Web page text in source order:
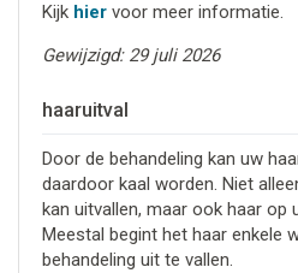
Kijk hiervoor meer informatie.
Gewijzigd: 29 juli 2026
haaruitval
Door de behandeling kan uw
daardoor kaal worden. Niet
kan uitvallen, maar ook haar op
Meestal begint het haar enkele
behandeling uit te vallen.